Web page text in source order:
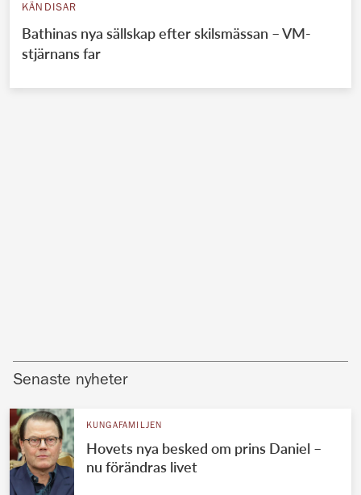
KÄNDISAR
Bathinas nya sällskap efter skilsmässan – VM-
stjärnans far
Senaste nyheter
KUNGAFAMILJEN
Hovets nya besked om prins Daniel –
nu förändras livet